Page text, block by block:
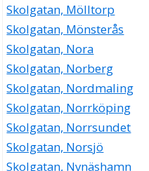
Skolgatan, Mölltorp
Skolgatan, Mönsterås
Skolgatan, Nora
Skolgatan, Norberg
Skolgatan, Nordmaling
Skolgatan, Norrköping
Skolgatan, Norrsundet
Skolgatan, Norsjö
Skolgatan, Nynäshamn